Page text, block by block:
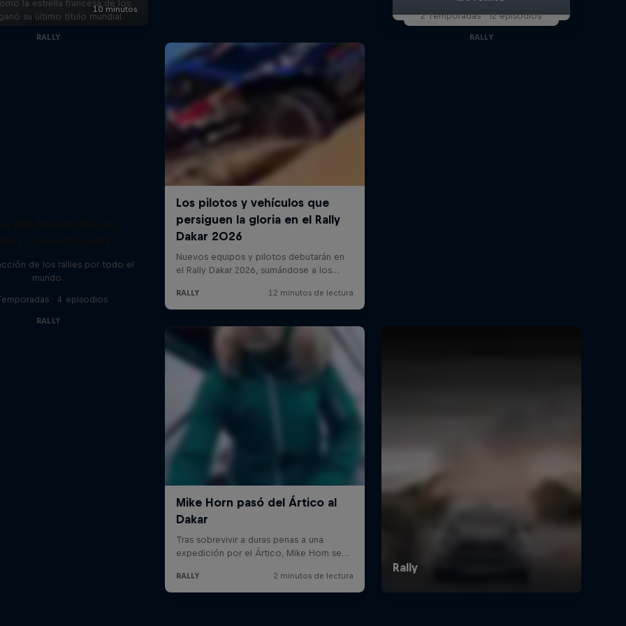
la estrella francesa de los
su último título mundial.
RALLY
2 Temporadas · 12 episodios
RALLY
de los rallies por todo el
mundo.
· 4 episodios
RALLY